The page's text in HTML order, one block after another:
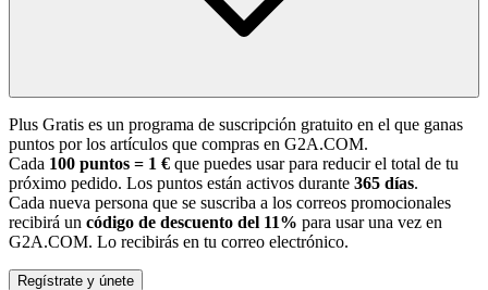
Plus Gratis es un programa de suscripción gratuito en el que ganas
puntos por los artículos que compras en G2A.COM.
Cada 100 puntos = 1 € que puedes usar para reducir el total de tu
próximo pedido. Los puntos están activos durante 365 días.
Cada nueva persona que se suscriba a los correos promocionales
recibirá un código de descuento del 11% para usar una vez en
G2A.COM. Lo recibirás en tu correo electrónico.
Regístrate y únete